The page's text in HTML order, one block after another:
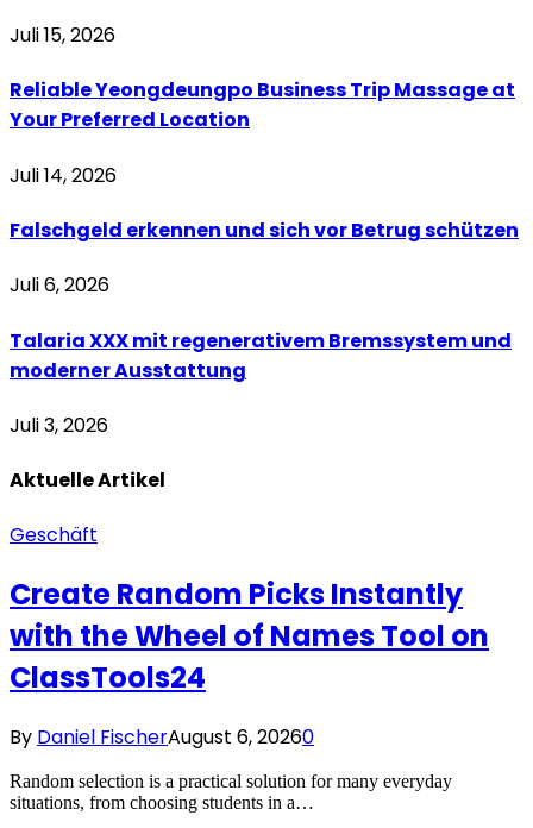
Juli 15, 2026
Reliable Yeongdeungpo Business Trip Massage at
Your Preferred Location
Juli 14, 2026
Falschgeld erkennen und sich vor Betrug schützen
Juli 6, 2026
Talaria XXX mit regenerativem Bremssystem und
moderner Ausstattung
Juli 3, 2026
AktuelleArtikel
Geschäft
Create Random Picks Instantly
with the Wheel of Names Tool on
ClassTools24
By Daniel FischerAugust 6, 20260
Random selection is a practical solution for many everyday
situations, from choosing students in a…